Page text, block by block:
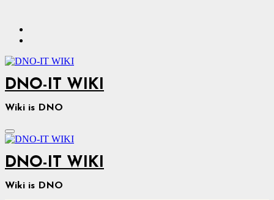
содержимому
DNO-IT WIKI
Wiki is DNO
DNO-IT WIKI
Wiki is DNO